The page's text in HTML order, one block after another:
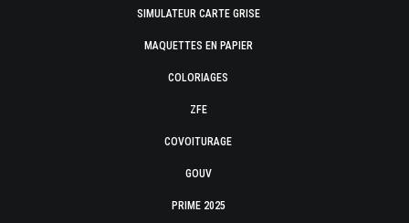
SIMULATEUR CARTE GRISE
MAQUETTES EN PAPIER
COLORIAGES
ZFE
COVOITURAGE
GOUV
PRIME 2025